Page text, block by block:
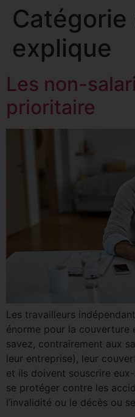
Catégorie
explique
Les non-
prioritaire
Les travailleurs
énorme pour la couverture
savez, contrairement aux
leur entreprise), leur
et ils doivent souscrire
se protéger contre les
l’invalidité ou le décès ou